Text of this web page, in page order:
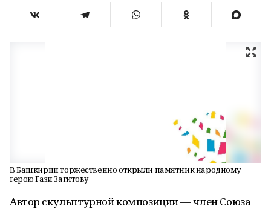
В Башкирии торжественно открыли памятник народному
герою Гази Загитову
Автор скульптурной композиции — член Союза